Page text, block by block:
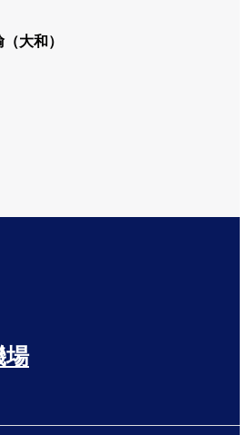
大和）
場